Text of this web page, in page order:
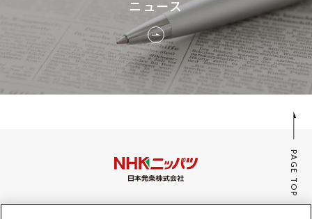
ニュース
PAGE TOP
みんなのaiポータル